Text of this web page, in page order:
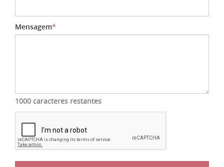
Mensagem*
1000 caracteres restantes